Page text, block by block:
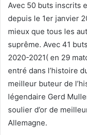
Avec 50 buts inscrits
depuis le 1er janvier
mieux que tous les
suprême. Avec 41
2020-2021( en 29
entré dans l’histoire
meilleur buteur de
légendaire Gerd
soulier d’or de
Allemagne.